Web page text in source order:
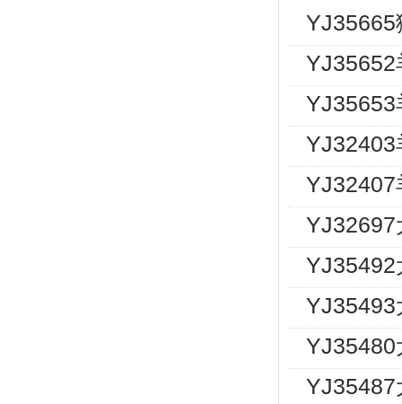
YJ35665
YJ35652
YJ35653
YJ32403
YJ32407
YJ32697
YJ35492
YJ35493
YJ35480
YJ35487